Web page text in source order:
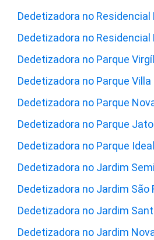
Dedetizadora no Residencial
Dedetizadora no
Dedetizadora no Parque
Dedetizadora no Parque Villa
Dedetizadora no Parque
Dedetizadora no Parque
Dedetizadora no Parque Ideal
Dedetizadora no Jardim
Dedetizadora no Jardim
Dedetizadora no Jardim
Dedetizadora no Jardim